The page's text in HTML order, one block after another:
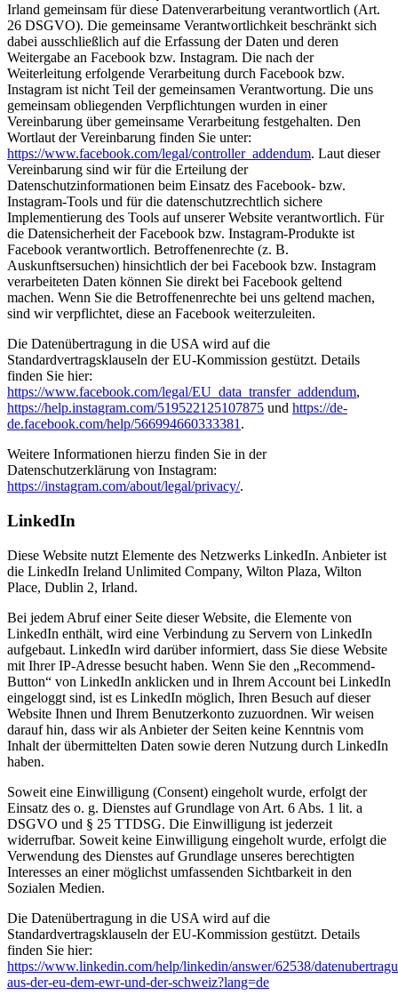
Irland gemeinsam für diese Datenverarbeitung verantwortlich (Art.
26 DSGVO). Die gemeinsame Verantwortlichkeit beschränkt sich
dabei ausschließlich auf die Erfassung der Daten und deren
Weitergabe an Facebook bzw. Instagram. Die nach der
Weiterleitung erfolgende Verarbeitung durch Facebook bzw.
Instagram ist nicht Teil der gemeinsamen Verantwortung. Die uns
gemeinsam obliegenden Verpflichtungen wurden in einer
Vereinbarung über gemeinsame Verarbeitung festgehalten. Den
Wortlaut der Vereinbarung finden Sie unter:
https://www.facebook.com/legal/controller_addendum. Laut dieser
Vereinbarung sind wir für die Erteilung der
Datenschutzinformationen beim Einsatz des Facebook- bzw.
Instagram-Tools und für die datenschutzrechtlich sichere
Implementierung des Tools auf unserer Website verantwortlich. Für
die Datensicherheit der Facebook bzw. Instagram-Produkte ist
Facebook verantwortlich. Betroffenenrechte (z. B.
Auskunftsersuchen) hinsichtlich der bei Facebook bzw. Instagram
verarbeiteten Daten können Sie direkt bei Facebook geltend
machen. Wenn Sie die Betroffenenrechte bei uns geltend machen,
sind wir verpflichtet, diese an Facebook weiterzuleiten.
Die Datenübertragung in die USA wird auf die
Standardvertragsklauseln der EU-Kommission gestützt. Details
finden Sie hier:
https://www.facebook.com/legal/EU_data_transfer_addendum,
https://help.instagram.com/519522125107875 und https://de-
de.facebook.com/help/566994660333381 .
Weitere Informationen hierzu finden Sie in der
Datenschutzerklärung von Instagram:
https://instagram.com/about/legal/privacy/.
LinkedIn
Diese Website nutzt Elemente des Netzwerks LinkedIn. Anbieter ist
die LinkedIn Ireland Unlimited Company, Wilton Plaza, Wilton
Place, Dublin 2, Irland.
Bei jedem Abruf einer Seite dieser Website, die Elemente von
LinkedIn enthält, wird eine Verbindung zu Servern von LinkedIn
aufgebaut. LinkedIn wird darüber informiert, dass Sie diese Website
mit Ihrer IP-Adresse besucht haben. Wenn Sie den „Recommend-
Button“ von LinkedIn anklicken und in Ihrem Account bei LinkedIn
eingeloggt sind, ist es LinkedIn möglich, Ihren Besuch auf dieser
Website Ihnen und Ihrem Benutzerkonto zuzuordnen. Wir weisen
darauf hin, dass wir als Anbieter der Seiten keine Kenntnis vom
Inhalt der übermittelten Daten sowie deren Nutzung durch LinkedIn
haben.
Soweit eine Einwilligung (Consent) eingeholt wurde, erfolgt der
Einsatz des o. g. Dienstes auf Grundlage von Art. 6 Abs. 1 lit. a
DSGVO und § 25 TTDSG. Die Einwilligung ist jederzeit
widerrufbar. Soweit keine Einwilligung eingeholt wurde, erfolgt die
Verwendung des Dienstes auf Grundlage unseres berechtigten
Interesses an einer möglichst umfassenden Sichtbarkeit in den
Sozialen Medien.
Die Datenübertragung in die USA wird auf die
Standardvertragsklauseln der EU-Kommission gestützt. Details
finden Sie hier:
https://www.linkedin.com/help/linkedin/answer/62538/
aus-der-eu-dem-ewr-und-der-schweiz?lang=de